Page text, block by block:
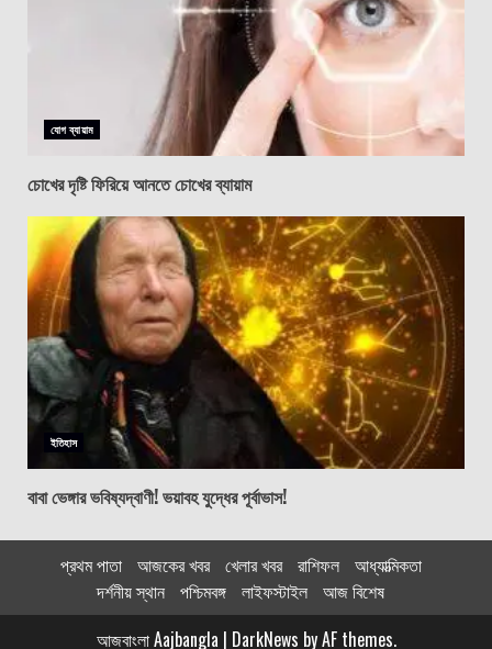
যোগ ব্যায়াম
চোখের দৃষ্টি ফিরিয়ে আনতে চোখের ব্যায়াম
ইতিহাস
বাবা ভেঙ্গার ভবিষ্যদ্বাণী! ভয়াবহ যুদ্ধের পূর্বাভাস!
প্রথম পাতা আজকের খবর খেলার খবর রাশিফল
আধ্যাত্মিকতা
দর্শনীয় স্থান পশ্চিমবঙ্গ লাইফস্টাইল আজ বিশেষ
আজবাংলা Aajbangla | DarkNews by AF themes.